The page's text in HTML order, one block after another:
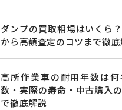
ダンプの買取相場はいくら
から高額査定のコツまで徹
高所作業車の耐用年数は
数・実際の寿命・中古購入
で徹底解説